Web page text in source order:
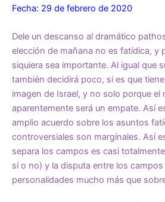
Fecha: 29 de febrero de 2020
Dele un descanso al dramático
elección de mañana no es fatídica, y
siquiera sea importante. Al igual que
también decidirá poco, si es que
imagen de Israel, y no solo porque el
aparentemente será un empate. Así
amplio acuerdo sobre los asuntos
controversiales son marginales. Así
separa los campos es casi
sí o no) y la disputa entre los
personalidades mucho más que